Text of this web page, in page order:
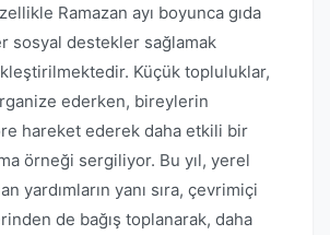
Ramazan ayı boyunca gıda
sosyal destekler sağlamak
Küçük topluluklar,
ederken, bireylerin
hareket ederek daha etkili bir
örneği sergiliyor. Bu yıl, yerel
yardımların yanı sıra, çevrimiçi
de bağış toplanarak, daha